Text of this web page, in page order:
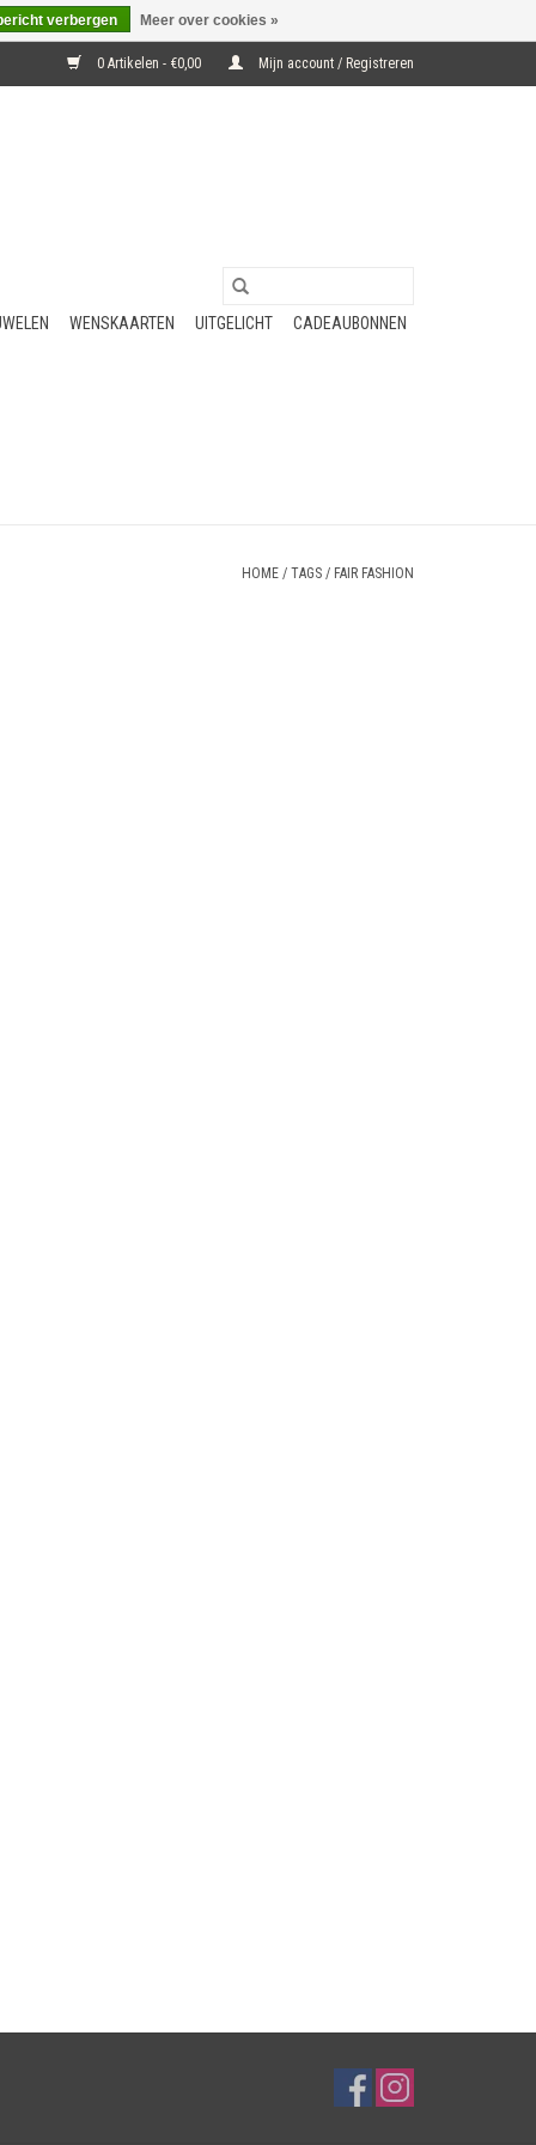
0 Artikelen - €0,00 Mijn account / Registreren
WENSKAARTEN UITGELICHT CADEAUBONNEN
HOME / TAGS / FAIR FASHION
verbergen Meer over cookies »